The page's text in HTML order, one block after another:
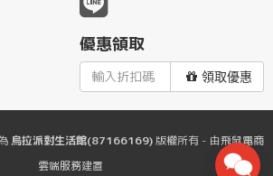
優惠領取
領取優惠
烏拉派對生活館(87166169)版權所有 - 由飛鼠電商
雲端服務建置